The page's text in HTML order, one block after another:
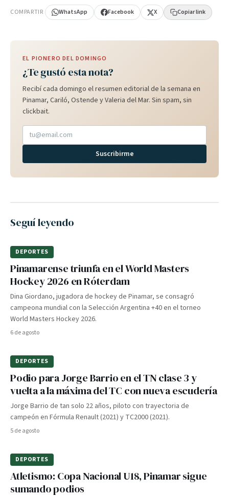
COMPARTIR WhatsApp Facebook X Copiar link
EL PIONERO DEL DOMINGO
¿Te gustó esta nota?
Recibí cada domingo el resumen editorial de la semana en
Pinamar, Cariló, Ostende y Valeria del Mar. Sin spam, sin
clickbait.
Suscribirme
Seguí leyendo
DEPORTES
Pinamarense triunfa en el World Masters
Hockey 2026 en Róterdam
Dina Giordano, jugadora de hockey de Pinamar, se consagró
campeona mundial con la Selección Argentina +40 en el torneo
World Masters Hockey 2026.
6 de agosto
DEPORTES
Podio para Jorge Barrio en el TN clase 3 y
vuelta a la máxima del TC con nueva escudería
Jorge Barrio de tan solo 22 años, piloto con trayectoria de
campeón en Fórmula Renault (2021) y TC2000 (2021).
5 de agosto
DEPORTES
Atletismo: Copa Nacional U18, Pinamar sigue
sumando podios